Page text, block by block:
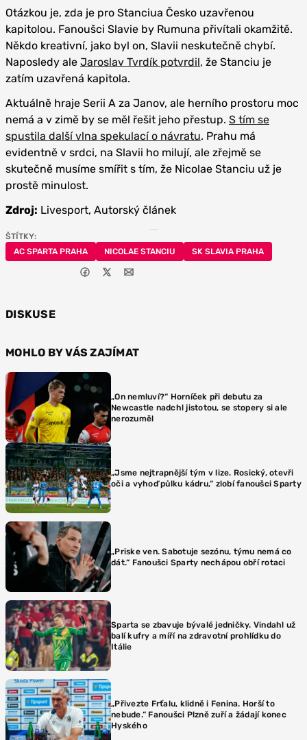
Otázkou je, zda je pro Stanciua Česko uzavřenou
kapitolou. Fanoušci Slavie by Rumuna přivítali okamžitě.
Někdo kreativní, jako byl on, Slavii neskutečně chybí.
Naposledy ale Jaroslav Tvrdík potvrdil, že Stanciu je
zatím uzavřená kapitola.
Aktuálně hraje Serii A za Janov, ale herního prostoru moc
nemá a v zimě by se měl řešit jeho přestup. S tím se
spustila další vlna spekulací o návratu. Prahu má
evidentně v srdci, na Slavii ho milují, ale zřejmě se
skutečně musíme smířit s tím, že Nicolae Stanciu už je
prostě minulost.
Zdroj: Livesport, Autorský článek
ŠTÍTKY:
AC SPARTA PRAHA
NICOLAE STANCIU SK SLAVIA PRAHA
DISKUSE
MOHLO BY VÁS ZAJÍMAT
„On nemluví?“ Horníček při debutu za
Newcastle nadchl jistotou, se stopery si ale
nerozuměl
„Jsme nejtrapnější tým v lize. Rosický, otevři
oči a vyhoď půlku kádru,“ zlobí fanoušci Sparty
„Priske ven. Sabotuje sezónu, týmu nemá co
dát.“ Fanoušci Sparty nechápou obří rotaci
Sparta se zbavuje bývalé jedničky. Vindahl už
balí kufry a míří na zdravotní prohlídku do
Itálie
„Přivezte Frťalu, klidně i Fenina. Horší to
nebude.“ Fanoušci Plzně zuří a žádají konec
Hyského